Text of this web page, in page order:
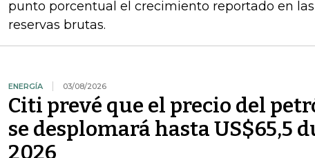
punto porcentual el crecimiento reportado en
reservas brutas.
ENERGÍA 03/08/2026
Citi prevé que el precio del
se desplomará hasta US$65,5
2026